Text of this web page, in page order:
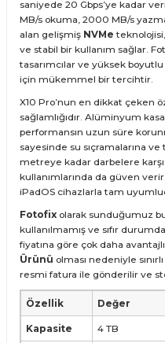
saniyede 20 Gbps’ye kadar
MB/s okuma, 2000 MB/s
alan gelişmiş NVMe teknolojisi,
ve stabil bir kullanım sağlar.
tasarımcılar ve yüksek
için mükemmel bir tercihtir.
X10 Pro’nun en dikkat çeken
sağlamlığıdır. Alüminyum
performansın uzun süre
sayesinde su sıçramalarına ve
metreye kadar darbelere
kullanımlarında da güven
iPadOS cihazlarla tam
Fotofix olarak sunduğumuz
kullanılmamış ve sıfır
fiyatına göre çok daha
Ürünü olması nedeniyle
resmi fatura ile gönderilir ve
Özellik Değer
Kapasite 4 TB